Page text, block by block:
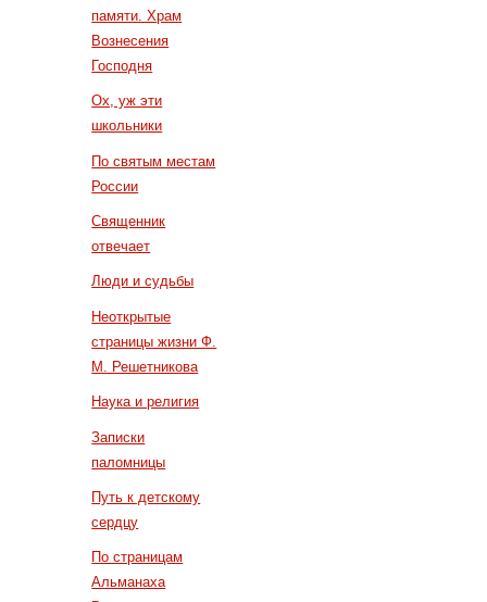
памяти. Храм
Вознесения
Господня
Ох, уж эти
школьники
По святым местам
России
Священник
отвечает
Люди и судьбы
Неоткрытые
страницы жизни Ф.
М. Решетникова
Наука и религия
Записки
паломницы
Путь к детскому
сердцу
По страницам
Альманаха